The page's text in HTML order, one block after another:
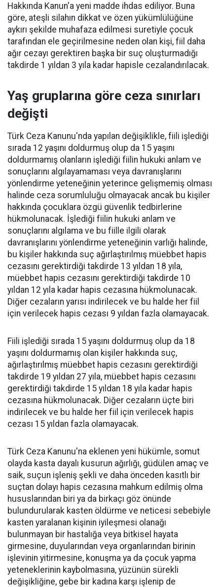
Hakkında Kanun'a yeni madde ihdas ediliyor. Buna
göre, ateşli silahın dikkat ve özen yükümlülüğüne
aykırı şekilde muhafaza edilmesi suretiyle çocuk
tarafından ele geçirilmesine neden olan kişi, fiil daha
ağır cezayı gerektiren başka bir suç oluşturmadığı
takdirde 1 yıldan 3 yıla kadar hapisle cezalandırılacak.
Yaş gruplarına göre ceza sınırları
değişti
Türk Ceza Kanunu'nda yapılan değişiklikle, fiili işlediği
sırada 12 yaşını doldurmuş olup da 15 yaşını
doldurmamış olanların işlediği fiilin hukuki anlam ve
sonuçlarını algılayamaması veya davranışlarını
yönlendirme yeteneğinin yeterince gelişmemiş olması
halinde ceza sorumluluğu olmayacak ancak bu kişiler
hakkında çocuklara özgü güvenlik tedbirlerine
hükmolunacak. İşlediği fiilin hukuki anlam ve
sonuçlarını algılama ve bu fiille ilgili olarak
davranışlarını yönlendirme yeteneğinin varlığı halinde,
bu kişiler hakkında suç ağırlaştırılmış müebbet hapis
cezasını gerektirdiği takdirde 13 yıldan 18 yıla,
müebbet hapis cezasını gerektirdiği takdirde 10
yıldan 12 yıla kadar hapis cezasına hükmolunacak.
Diğer cezaların yarısı indirilecek ve bu halde her fiil
için verilecek hapis cezası 9 yıldan fazla olamayacak.
Fiili işlediği sırada 15 yaşını doldurmuş olup da 18
yaşını doldurmamış olan kişiler hakkında suç,
ağırlaştırılmış müebbet hapis cezasını gerektirdiği
takdirde 19 yıldan 27 yıla, müebbet hapis cezasını
gerektirdiği takdirde 15 yıldan 18 yıla kadar hapis
cezasına hükmolunacak. Diğer cezaların üçte biri
indirilecek ve bu halde her fiil için verilecek hapis
cezası 15 yıldan fazla olamayacak.
Türk Ceza Kanunu'na eklenen yeni hükümle, somut
olayda kasta dayalı kusurun ağırlığı, güdülen amaç ve
saik, suçun işleniş şekli ve daha önceden kasıtlı bir
suçtan dolayı hapis cezasına mahkum edilmiş olma
hususlarından biri ya da birkaçı göz önünde
bulundurularak kasten öldürme ve neticesi sebebiyle
kasten yaralanan kişinin iyileşmesi olanağı
bulunmayan bir hastalığa veya bitkisel hayata
girmesine, duyularından veya organlarından birinin
işlevinin yitirmesine, konuşma ya da çocuk yapma
yeteneklerinin kaybolmasına, yüzünün sürekli
değişikliğine, gebe bir kadına karşı işlenip de